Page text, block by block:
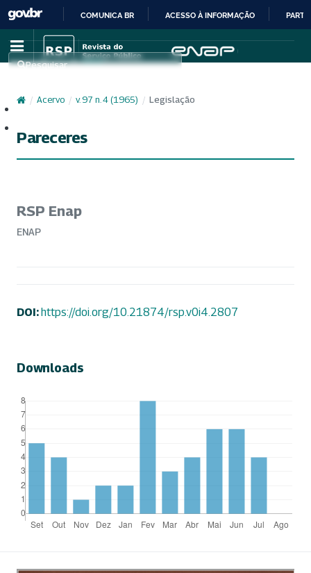
IR
PARA
CONTEÚDO
COMUNICA BR ACESSO À INFORMAÇÃO
Pesquisar
/ Acervo / v. 97 n. 4 (1965) / Legislação
Pareceres
RSP Enap
ENAP
DOI:https://doi.org/10.21874/rsp.v0i4.2807
Downloads